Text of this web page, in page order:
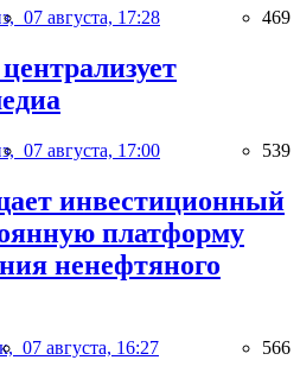
07 августа, 17:28 469
07 августа, 17:00 539
инвестиционный
платформу
ненефтяного
07 августа, 16:27 566